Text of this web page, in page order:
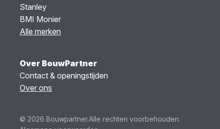
Stanley
BMI Monier
Alle merken
Over BouwPartner
Contact & openingstijden
Over ons
© 2026 Bouwpartner.Alle rechten voorbehouden.